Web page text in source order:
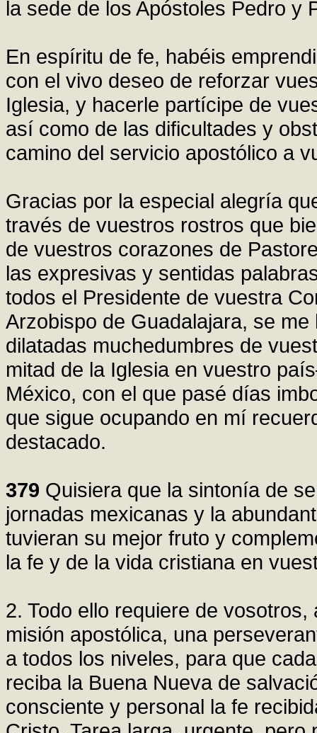
la sede de los Apóstoles Pedro y
En espíritu de fe, habéis
con el vivo deseo de reforzar
Iglesia, y hacerle partícipe de
así como de las dificultades y
camino del servicio apostólico a
Gracias por la especial alegría
través de vuestros rostros que
de vuestros corazones de
las expresivas y sentidas
todos el Presidente de vuestra
Arzobispo de Guadalajara, se
dilatadas muchedumbres de
mitad de la Iglesia en vuestro
México, con el que pasé días
que sigue ocupando en mí
destacado.
379 Quisiera que la sintonía de
jornadas mexicanas y la
tuvieran su mejor fruto y
la fe y de la vida cristiana en
2. Todo ello requiere de
misión apostólica, una
a todos los niveles, para que
reciba la Buena Nueva de
consciente y personal la fe